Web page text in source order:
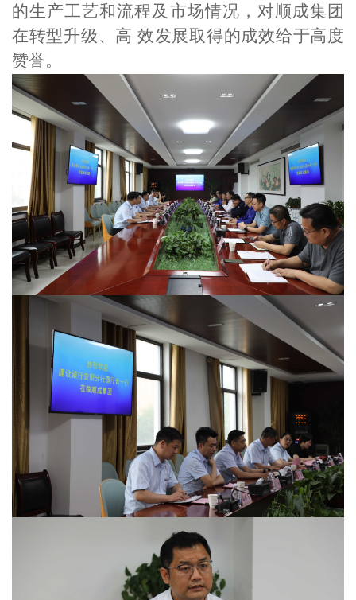
的生产工艺和流程及市场情况，对顺成集团
在转型升级、高 效发展取得的成效给于高度
赞誉。